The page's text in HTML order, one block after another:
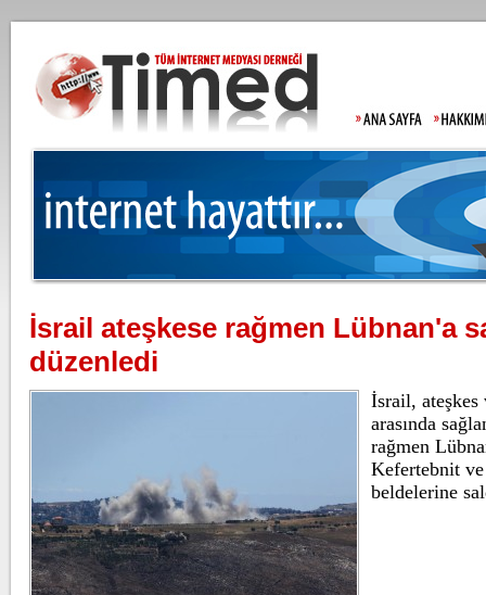
İsrail ateşkese rağmen Lübnan'a
düzenledi
İsrail,
arasında
rağmen
Kefertebnit
beldelerine
Lahmacun ve